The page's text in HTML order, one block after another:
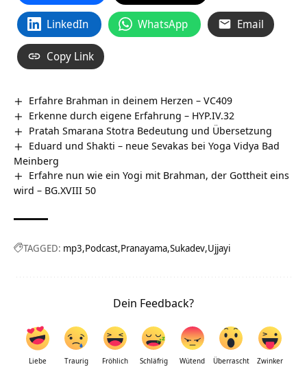
LinkedIn WhatsApp Email
Copy Link
Erfahre Brahman in deinem Herzen – VC409
Erkenne durch eigene Erfahrung – HYP.IV.32
Pratah Smarana Stotra Bedeutung und Übersetzung
Eduard und Shakti – neue Sevakas bei Yoga Vidya Bad
Meinberg
Erfahre nun wie ein Yogi mit Brahman, der Gottheit eins
wird – BG.XVIII 50
TAGGED: mp3 Podcast Pranayama Sukadev Ujjayi
Dein Feedback?
Liebe Traurig Fröhlich Schläfrig Wütend Überrascht Zwinker